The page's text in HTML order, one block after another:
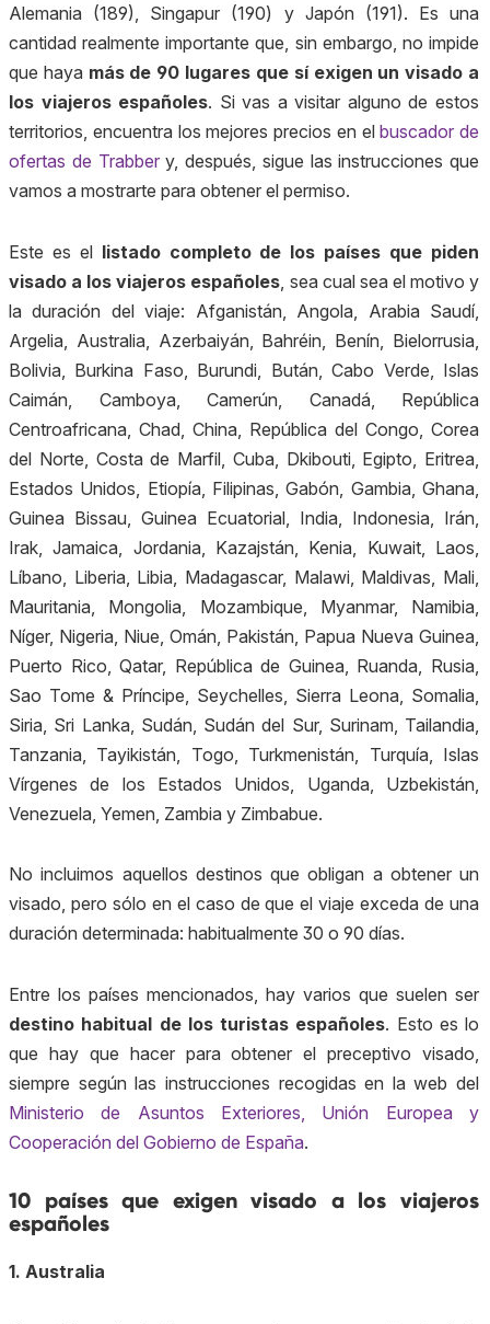
Alemania (189), Singapur (190) y Japón (191). Es una
cantidad realmente importante que, sin embargo, no impide
que haya más de 90 lugares que sí exigen un visado a
los viajeros españoles. Si vas a visitar alguno de estos
territorios, encuentra los mejores precios en elbuscador de
ofertas de Trabbery, después, sigue las instrucciones que
vamos a mostrarte para obtener el permiso.
Este es el listado completo de los países que piden
visado a los viajeros españoles , sea cual sea el motivo y
la duración del viaje: Afganistán, Angola, Arabia Saudí,
Argelia, Australia, Azerbaiyán, Bahréin, Benín, Bielorrusia,
Bolivia, Burkina Faso, Burundi, Bután, Cabo Verde, Islas
Caimán, Camboya, Camerún, Canadá, República
Centroafricana, Chad, China, República del Congo, Corea
del Norte, Costa de Marfil, Cuba, Dkibouti, Egipto, Eritrea,
Estados Unidos, Etiopía, Filipinas, Gabón, Gambia, Ghana,
Guinea Bissau, Guinea Ecuatorial, India, Indonesia, Irán,
Irak, Jamaica, Jordania, Kazajstán, Kenia, Kuwait, Laos,
Líbano, Liberia, Libia, Madagascar, Malawi, Maldivas, Mali,
Mauritania, Mongolia, Mozambique, Myanmar, Namibia,
Níger, Nigeria, Niue, Omán, Pakistán, Papua Nueva Guinea,
Puerto Rico, Qatar, República de Guinea, Ruanda, Rusia,
Sao Tome & Príncipe, Seychelles, Sierra Leona, Somalia,
Siria, Sri Lanka, Sudán, Sudán del Sur, Surinam, Tailandia,
Tanzania, Tayikistán, Togo, Turkmenistán, Turquía, Islas
Vírgenes de los Estados Unidos, Uganda, Uzbekistán,
Venezuela, Yemen, Zambia y Zimbabue.
No incluimos aquellos destinos que obligan a obtener un
visado, pero sólo en el caso de que el viaje exceda de una
duración determinada: habitualmente 30 o 90 días.
Entre los países mencionados, hay varios que suelen ser
destino habitual de los turistas españoles. Esto es lo
que hay que hacer para obtener el preceptivo visado,
siempre según las instrucciones recogidas en la web del
Ministerio de Asuntos Exteriores, Unión Europea y
Cooperación del Gobierno de España.
10 países que exigen visado a los viajeros
españoles
1. Australia